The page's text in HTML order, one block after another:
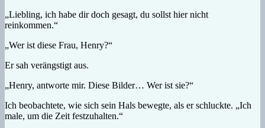
„Liebling, ich habe dir doch gesagt, du sollst hier nicht
reinkommen.“
„Wer ist diese Frau, Henry?“
Er sah verängstigt aus.
„Henry, antworte mir. Diese Bilder… Wer ist sie?“
Ich beobachtete, wie sich sein Hals bewegte, als er schluckte. „Ich
male, um die Zeit festzuhalten.“